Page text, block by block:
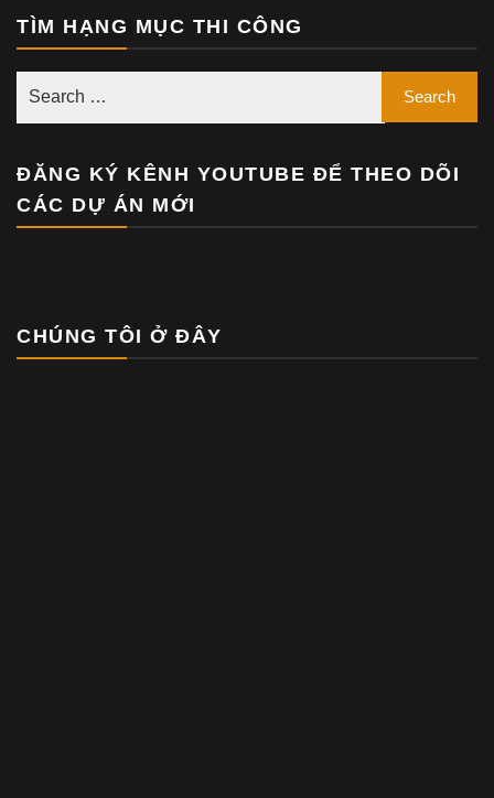
TÌM HẠNG MỤC THI CÔNG
ĐĂNG KÝ KÊNH YOUTUBE ĐỂ THEO DÕI
CÁC DỰ ÁN MỚI
CHÚNG TÔI Ở ĐÂY